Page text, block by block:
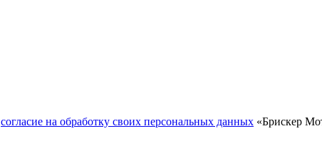
согласие на обработку своих персональных данных «Брискер